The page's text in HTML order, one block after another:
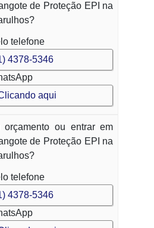
de Proteção EPI na
telefone
4378-5346
aqui
orçamento ou entrar em
de Proteção EPI na
telefone
4378-5346